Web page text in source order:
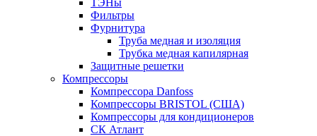
ТЭНы
Фильтры
Фурнитура
Труба медная и изоляция
Трубка медная капилярная
Защитные решетки
Компрессоры
Компрессора Danfoss
Компрессоры BRISTOL (США)
Компрессоры для кондиционеров
СК Атлант